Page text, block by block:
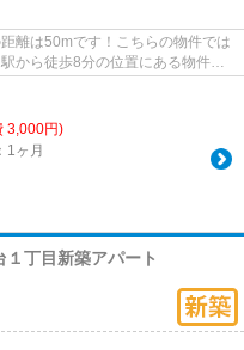
離は50mです！こちらの物件では
から徒歩8分の位置にある物件な
3,000円)
1ヶ月
１丁目新築アパート